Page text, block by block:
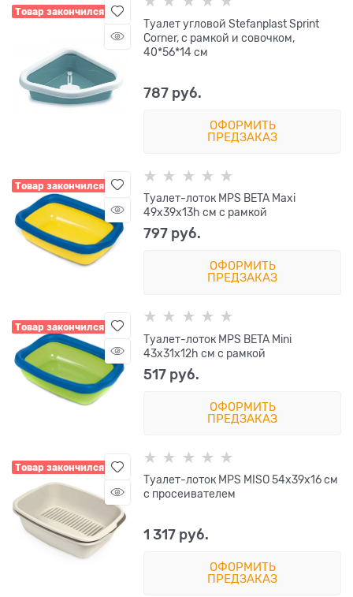
Товар закончился
Туалет угловой Stefanplast Sprint
Corner, с рамкой и совочком,
40*56*14 см
787 руб.
ОФОРМИТЬ
ПРЕДЗАКАЗ
Товар закончился
Туалет-лоток MPS BETA Maxi
49х39х13h см с рамкой
797 руб.
ОФОРМИТЬ
ПРЕДЗАКАЗ
Товар закончился
Туалет-лоток MPS BETA Mini
43х31х12h см с рамкой
517 руб.
ОФОРМИТЬ
ПРЕДЗАКАЗ
Товар закончился
Туалет-лоток MPS MISO 54х39х16 см
с просеивателем
1 317 руб.
ОФОРМИТЬ
ПРЕДЗАКАЗ